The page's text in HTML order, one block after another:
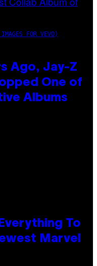
FOR VEVO)
Ago, Jay-Z
One of
Albums
To
Marvel